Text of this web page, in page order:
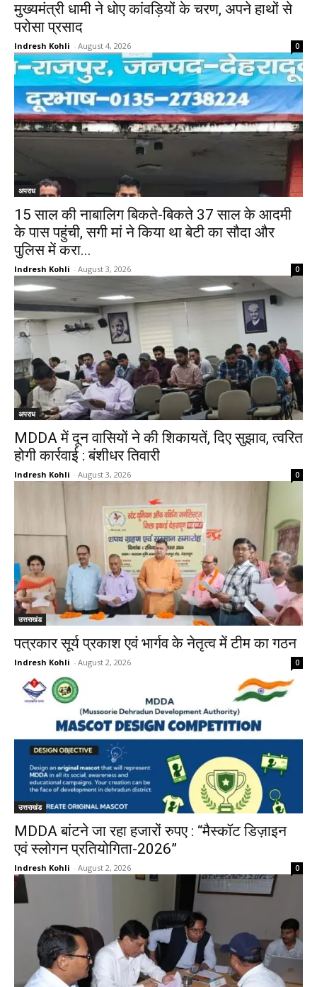
मुख्यमंत्री धामी ने धोए कांवड़ियों के चरण, अपने हाथों से
परोसा प्रसाद
Indresh Kohli - August 4, 2026 0
अपराध
15 साल की नाबालिग बिकते-बिकते 37 साल के आदमी
के पास पहुंची, सगी मां ने किया था बेटी का सौदा और
पुलिस में करा...
Indresh Kohli - August 3, 2026 0
अपराध
MDDA में दून वासियों ने की शिकायतें, दिए सुझाव, त्वरित
होगी कार्रवाई : बंशीधर तिवारी
Indresh Kohli - August 3, 2026 0
उत्तराखंड
पत्रकार सूर्य प्रकाश एवं भार्गव के नेतृत्व में टीम का गठन
Indresh Kohli - August 2, 2026 0
उत्तराखंड
MDDA बांटने जा रहा हजारों रुपए : “मैस्कॉट डिज़ाइन
एवं स्लोगन प्रतियोगिता-2026”
Indresh Kohli - August 2, 2026 0